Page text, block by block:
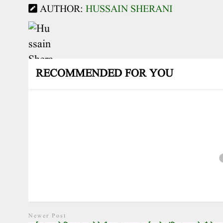
AUTHOR: HUSSAIN SHERANI
RECOMMENDED FOR YOU
Newer Post